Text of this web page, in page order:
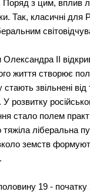
з цим, вплив
Так, класичні для
II
життя створює
звільнені від
У розвитку
стало полем
ліберальна
земств
19 - початку